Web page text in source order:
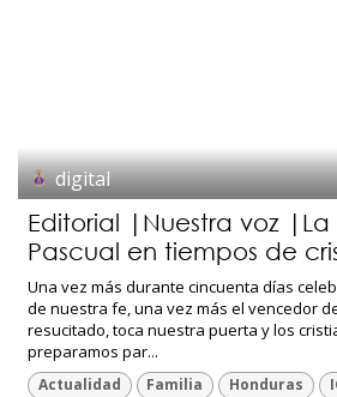
digital
Editorial |Nuestra voz
Pascual en tiempos de
Una vez más durante cincuenta días
de nuestra fe, una vez más el vencedor
resucitado, toca nuestra puerta y los
preparamos par...
Actualidad Familia Honduras